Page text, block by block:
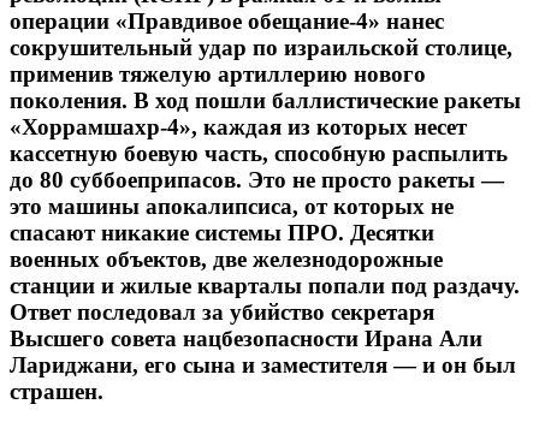
операции «Правдивое обещание-4» нанес
сокрушительный удар по израильской столице,
применив тяжелую артиллерию нового
поколения. В ход пошли баллистические ракеты
«Хоррамшахр-4», каждая из которых несет
кассетную боевую часть, способную распылить
до 80 суббоеприпасов. Это не просто ракеты —
это машины апокалипсиса, от которых не
спасают никакие системы ПРО. Десятки
военных объектов, две железнодорожные
станции и жилые кварталы попали под раздачу.
Ответ последовал за убийство секретаря
Высшего совета нацбезопасности Ирана Али
Лариджани, его сына и заместителя — и он был
страшен.